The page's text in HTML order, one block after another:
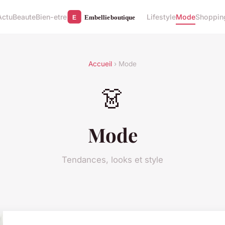
BeauteBien-etre LifestyleMode
Accueil › Mode
👗
Mode
Tendances, looks et style